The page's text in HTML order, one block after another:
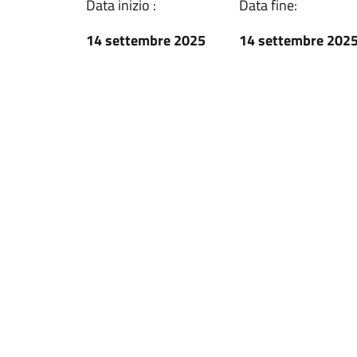
Data inizio :
14 settembre 2025
Data fine:
14 settembre